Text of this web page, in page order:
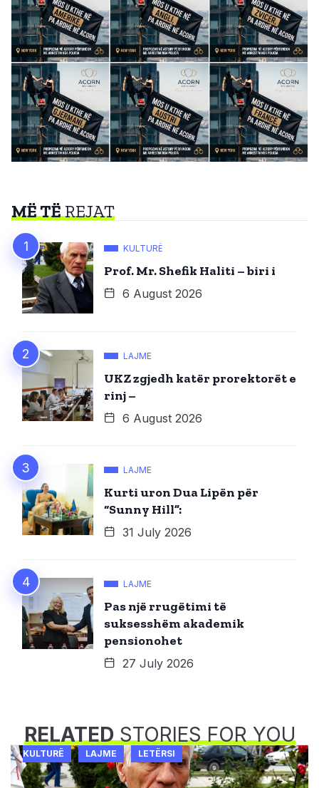
MË TËREJAT
KULTURË
Prof. Mr. Shefik Haliti – biri i
6 August 2026
LAJME
UKZ zgjedh katër prorektorët e
rinj –
6 August 2026
LAJME
Kurti uron Dua Lipën për
“Sunny Hill”:
31 July 2026
LAJME
Pas një rrugëtimi të
suksesshëm akademik
pensionohet
27 July 2026
RELATEDSTORIES FOR YOU
KULTURË LAJME LETËRSI